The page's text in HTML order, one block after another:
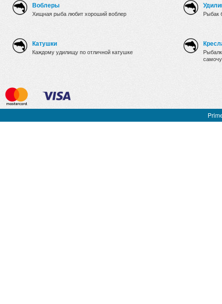
Воблеры
Хищная рыба любит хороший воблер
Катушки
Каждому удилищу по отличной катушке
Рыбак